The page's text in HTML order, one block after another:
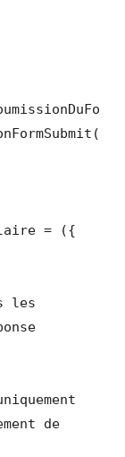
= ({
de